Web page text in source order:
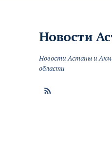
Новости
Новости Астаны и
области